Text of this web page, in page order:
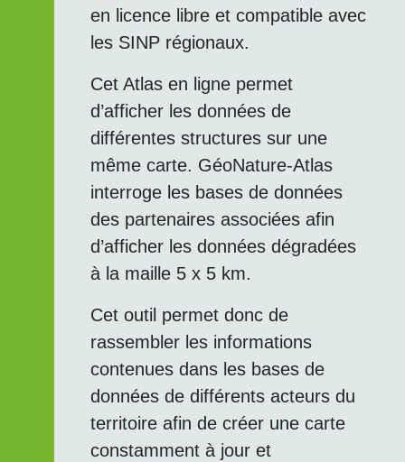
en licence libre et compatible avec
les SINP régionaux.
Cet Atlas en ligne permet
d’afficher les données de
différentes structures sur une
même carte. GéoNature-Atlas
interroge les bases de données
des partenaires associées afin
d’afficher les données dégradées
à la maille 5 x 5 km.
Cet outil permet donc de
rassembler les informations
contenues dans les bases de
données de différents acteurs du
territoire afin de créer une carte
constamment à jour et